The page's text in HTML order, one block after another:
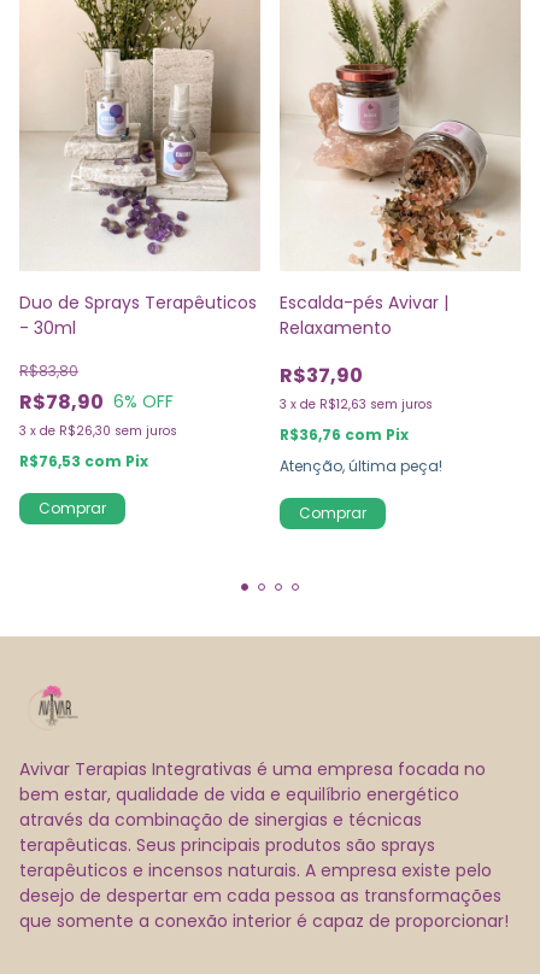
Duo de Sprays Terapêuticos
- 30ml
R$78,90
R$83,80
6% OFF
3 x de R$26,30 sem juros
R$76,53 com Pix
Comprar
Escalda-pés Avivar |
Relaxamento
R$37,90
3 x de R$12,63 sem juros
R$36,76 com Pix
Atenção, última peça!
Avivar Terapias Integrativas é uma empresa focada no
bem estar, qualidade de vida e equilíbrio energético
através da combinação de sinergias e técnicas
terapêuticas. Seus principais produtos são sprays
terapêuticos e incensos naturais. A empresa existe pelo
desejo de despertar em cada pessoa as transformações
que somente a conexão interior é capaz de proporcionar!